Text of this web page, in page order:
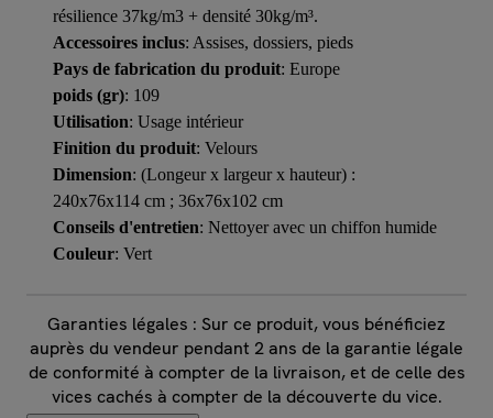
résilience 37kg/m3 + densité 30kg/m³.
Accessoires inclus: Assises, dossiers, pieds
Pays de fabrication du produit: Europe
poids (gr): 109
Utilisation: Usage intérieur
Finition du produit: Velours
Dimension: (Longeur x largeur x hauteur) :
240x76x114 cm ; 36x76x102 cm
Conseils d'entretien: Nettoyer avec un chiffon humide
Couleur: Vert
Garanties légales : Sur ce produit, vous bénéficiez
auprès du vendeur pendant 2 ans de la garantie légale
de conformité à compter de la livraison, et de celle des
vices cachés à compter de la découverte du vice.